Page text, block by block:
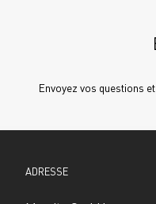
Envoyez vos questions
ADRESSE